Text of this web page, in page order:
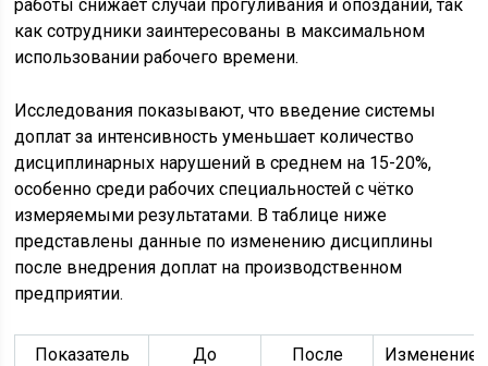
работы снижает случаи прогуливания и опозданий, так
как сотрудники заинтересованы в максимальном
использовании рабочего времени.
Исследования показывают, что введение системы
доплат за интенсивность уменьшает количество
дисциплинарных нарушений в среднем на 15-20%,
особенно среди рабочих специальностей с чётко
измеряемыми результатами. В таблице ниже
представлены данные по изменению дисциплины
после внедрения доплат на производственном
предприятии.
Показатель
До
После
Изменение,